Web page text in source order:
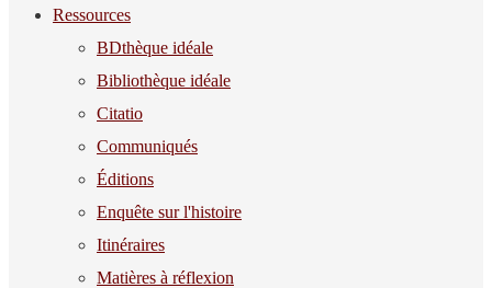
Ressources
BDthèque idéale
Bibliothèque idéale
Citatio
Communiqués
Éditions
Enquête sur l'histoire
Itinéraires
Matières à réflexion